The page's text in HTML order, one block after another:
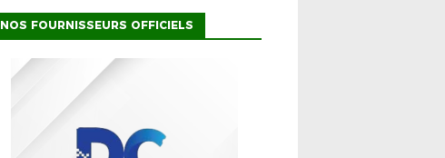
NOS FOURNISSEURS OFFICIELS